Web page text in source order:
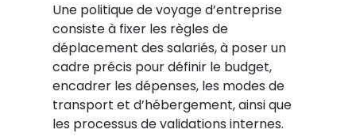
Une politique de voyage d’entreprise
consiste à fixer les règles de
déplacement des salariés, à poser un
cadre précis pour définir le budget,
encadrer les dépenses, les modes de
transport et d’hébergement, ainsi que
les processus de validations internes.